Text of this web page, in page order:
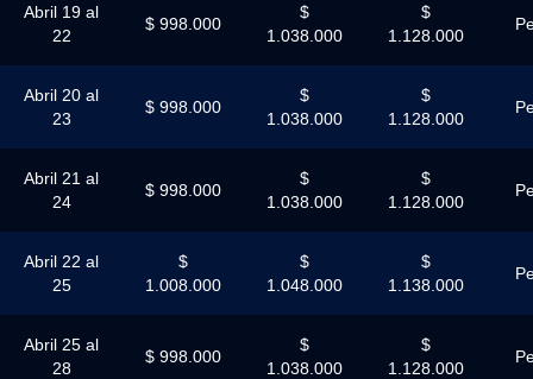
Abril 19 al
22
$ 998.000
$
1.038.000
$
1.128.000
Abril 20 al
23
$ 998.000
$
1.038.000
$
1.128.000
Abril 21 al
24
$ 998.000
$
1.038.000
$
1.128.000
Abril 22 al
25
$
1.008.000
$
1.048.000
$
1.138.000
Abril 25 al
28
$ 998.000
$
1.038.000
$
1.128.000